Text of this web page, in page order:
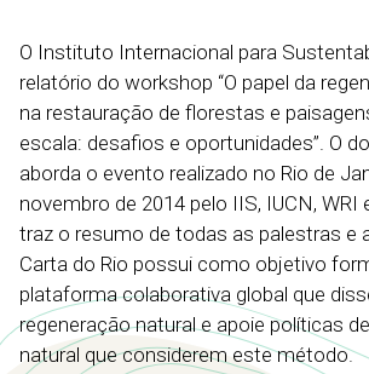
O Instituto Internacional para
relatório do workshop “O papel da
na restauração de florestas e
escala: desafios e oportunidades”. O
aborda o evento realizado no Rio de
novembro de 2014 pelo IIS, IUCN, WRI
traz o resumo de todas as palestras e
Carta do Rio possui como objetivo
plataforma colaborativa global que
regeneração natural e apoie políticas
natural que considerem este método.